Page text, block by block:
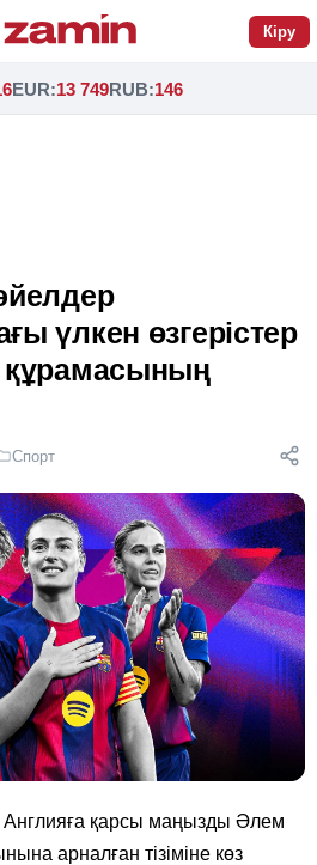
Кіру
EUR:13 749RUB:146
үлкен өзгерістер
құрамасының
Спорт
қарсы маңызды Әлем
арналған тізіміне көз